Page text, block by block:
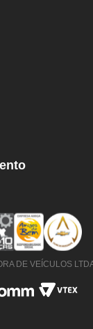
DE VEÍCULOS